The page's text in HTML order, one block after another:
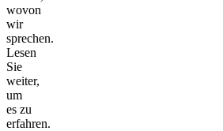
wovon
wir
sprechen.
Lesen
Sie
weiter,
um
es zu
erfahren.